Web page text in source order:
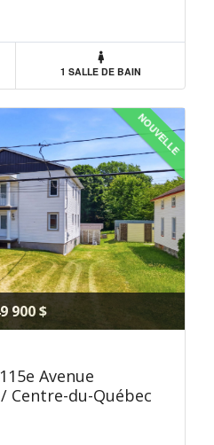
1 SALLE DE BAIN
NOUVELLE
900 $
Avenue
Centre-du-Québec